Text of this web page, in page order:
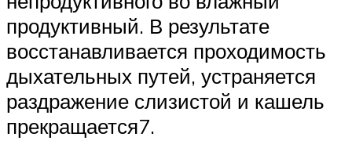
продуктивный. В результате
восстанавливается проходимость
дыхательных путей, устраняется
раздражение слизистой и кашель
прекращается7.